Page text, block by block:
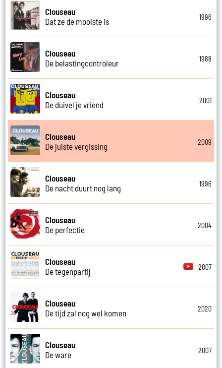
Clouseau
Dat ze de mooiste is
1996
Clouseau
De belastingcontroleur
1988
Clouseau
De duivel je vriend
2001
Clouseau
De juiste vergissing
2009
Clouseau
De nacht duurt nog lang
1996
Clouseau
De perfectie
2004
Clouseau
De tegenpartij
2007
Clouseau
De tijd zal nog wel komen
2020
Clouseau
De ware
2007